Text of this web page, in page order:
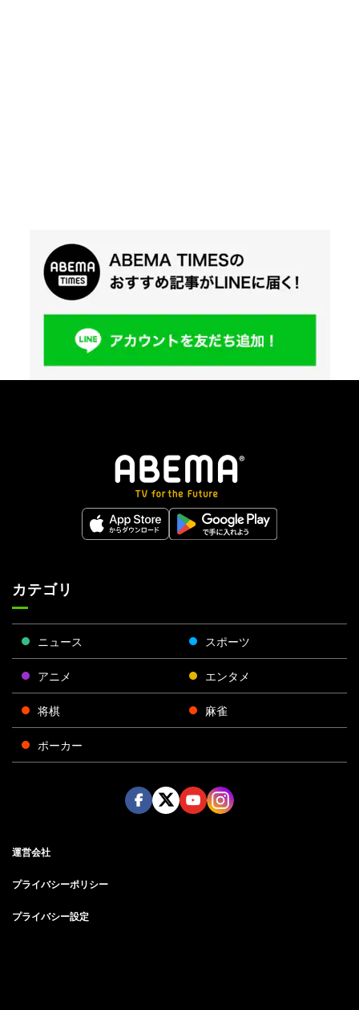
カテゴリ
ニュース スポーツ
アニメ エンタメ
将棋 麻雀
ポーカー
運営会社
プライバシーポリシー
プライバシー設定